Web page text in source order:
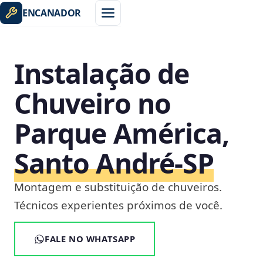
ENCANADOR
Instalação de
Chuveiro no
Parque América,
Santo André‑SP
Montagem e substituição de chuveiros.
Técnicos experientes próximos de você.
FALE NO WHATSAPP